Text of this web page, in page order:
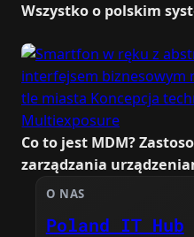
Wszystko o polskim
Co to jest MDM?
zarządzania
O NAS
Poland IT Hub